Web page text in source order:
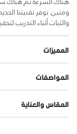
ومتين. توفر تقنيتنا
والثبات أثناء التدريب
المميزات
المواصفات
المقاس والعناية